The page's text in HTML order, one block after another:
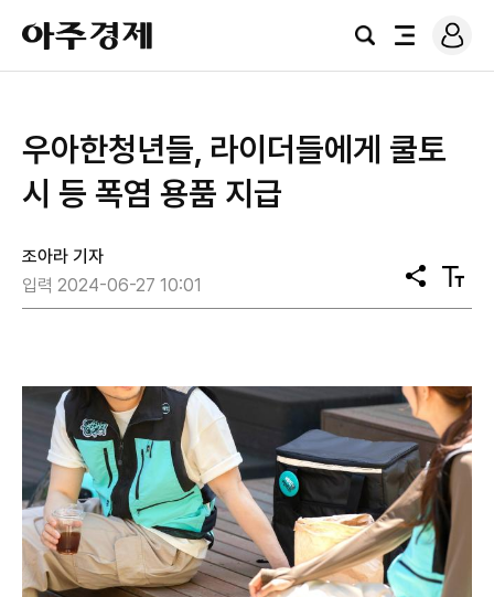
아
주
경
검
전
로
그
우아한청년들, 라이더들에게 쿨토
시 등 폭염 용품 지급
조아라 기자
입력 2024-06-27 10:01
공
유
텍
스